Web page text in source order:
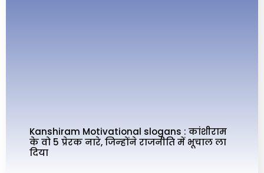
Kanshiram Motivational slogans : कांशीराम
के वो 5 प्रेरक नारे, जिन्‍होंने राजनीति में भूचाल ला
दिया